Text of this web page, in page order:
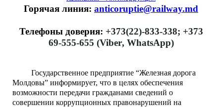
Горячая линия: anticoruptie@railway.md
Телефоны доверия: +373(22)-833-338; +373
69-555-655 (Viber, WhatsApp)
Государственное предприятие “Железная дорога
Молдовы” информирует, что в целях обеспечения
возможности передачи гражданами сведений о
совершении коррупционных правонарушений на